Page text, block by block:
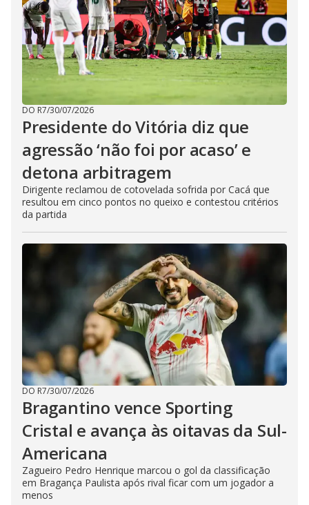
DO R7/30/07/2026
Presidente do Vitória diz que
agressão ‘não foi por acaso’ e
detona arbitragem
Dirigente reclamou de cotovelada sofrida por Cacá que
resultou em cinco pontos no queixo e contestou critérios
da partida
DO R7/30/07/2026
Bragantino vence Sporting
Cristal e avança às oitavas da Sul-
Americana
Zagueiro Pedro Henrique marcou o gol da classificação
em Bragança Paulista após rival ficar com um jogador a
menos